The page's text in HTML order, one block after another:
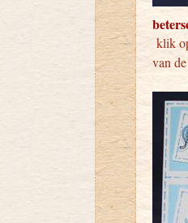
klik
van